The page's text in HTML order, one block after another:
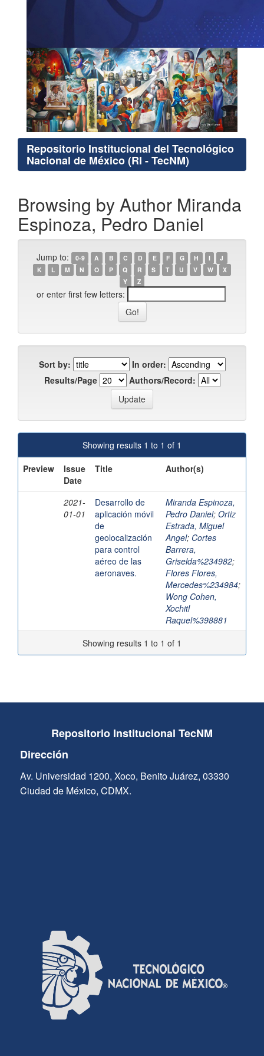
Repositorio Institucional del Tecnológico
Nacional de México (RI - TecNM)
Browsing by Author Miranda
Espinoza, Pedro Daniel
Jump to: 0-9 A B C D E F G H I
J
K
L M N O P Q R S T U V W
X
Y
Z
or enter first few letters:
Sort by:
In order:
Results/Page
Authors/Record:
Showing results 1 to 1 of 1
Preview
Issue
Date
Title Author(s)
2021-
01-01
Desarrollo de
aplicación móvil
de
geolocalización
para control
aéreo de las
aeronaves.
Miranda Espinoza,
Pedro Daniel; Ortiz
Estrada, Miguel
Angel; Cortes
Barrera,
Griselda%234982;
Flores Flores,
Mercedes%234984;
Wong Cohen,
Xochitl
Raquel%398881
Showing results 1 to 1 of 1
Repositorio Institucional TecNM
Dirección
Av. Universidad 1200, Xoco, Benito Juárez, 03330
Ciudad de México, CDMX.